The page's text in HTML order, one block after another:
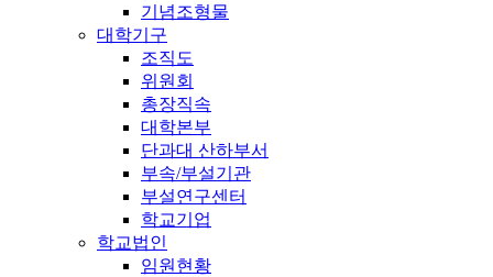
기념조형물
대학기구
조직도
위원회
총장직속
대학본부
단과대 산하부서
부속/부설기관
부설연구센터
학교기업
학교법인
임원현황